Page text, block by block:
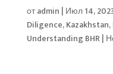
отadmin | Июл 14,
Diligence,Kazakhstan,
Understanding BHR|